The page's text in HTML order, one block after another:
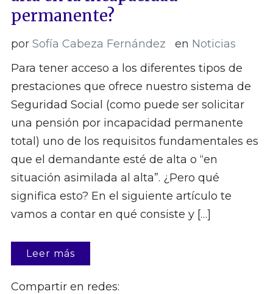
permanente?
por Sofía Cabeza Fernández en Noticias
Para tener acceso a los diferentes tipos de
prestaciones que ofrece nuestro sistema de
Seguridad Social (como puede ser solicitar
una pensión por incapacidad permanente
total) uno de los requisitos fundamentales es
que el demandante esté de alta o “en
situación asimilada al alta”. ¿Pero qué
significa esto? En el siguiente artículo te
vamos a contar en qué consiste y […]
Leer más
Compartir en redes: